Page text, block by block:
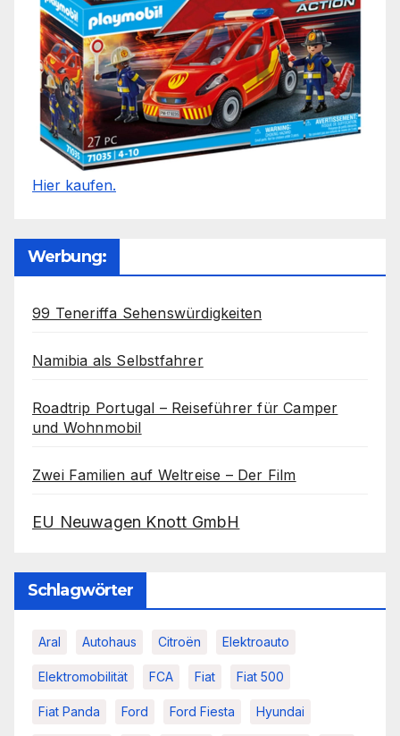
Hier kaufen.
Werbung:
99 Teneriffa Sehenswürdigkeiten
Namibia als Selbstfahrer
Roadtrip Portugal – Reiseführer für Camper
und Wohnmobil
Zwei Familien auf Weltreise – Der Film
EU Neuwagen Knott GmbH
Schlagwörter
Aral Autohaus Citroën Elektroauto
Elektromobilität FCA Fiat Fiat 500
Fiat Panda Ford Ford Fiesta Hyundai